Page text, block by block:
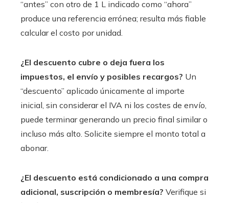
“antes” con otro de 1 L indicado como “ahora”
produce una referencia errónea; resulta más fiable
calcular el costo por unidad.
¿El descuento cubre o deja fuera los
impuestos, el envío y posibles recargos? Un
“descuento” aplicado únicamente al importe
inicial, sin considerar el IVA ni los costes de envío,
puede terminar generando un precio final similar o
incluso más alto. Solicite siempre el monto total a
abonar.
¿El descuento está condicionado a una compra
adicional, suscripción o membresía? Verifique si